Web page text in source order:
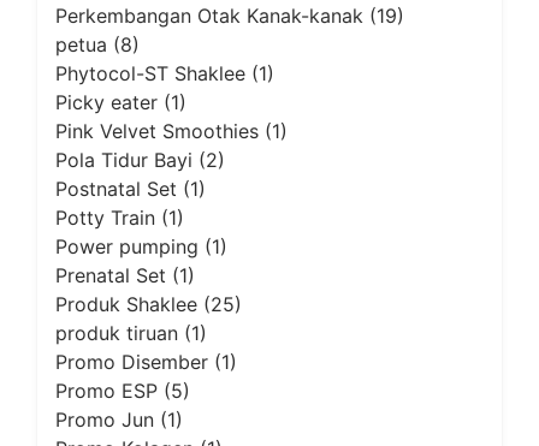
Perkembangan Otak Kanak-kanak (19)
petua (8)
Phytocol-ST Shaklee (1)
Picky eater (1)
Pink Velvet Smoothies (1)
Pola Tidur Bayi (2)
Postnatal Set (1)
Potty Train (1)
Power pumping (1)
Prenatal Set (1)
Produk Shaklee (25)
produk tiruan (1)
Promo Disember (1)
Promo ESP (5)
Promo Jun (1)